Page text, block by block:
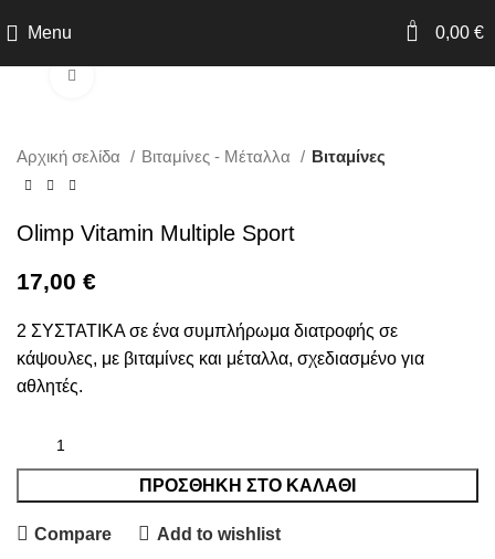
Menu 0 0,00 €
Αρχική σελίδα Βιταμίνες - Μέταλλα Βιταμίνες
Olimp Vitamin Multiple Sport
17,00 €
2 ΣΥΣΤΑΤΙΚΑ σε ένα συμπλήρωμα διατροφής σε
κάψουλες, με βιταμίνες και μέταλλα, σχεδιασμένο για
αθλητές.
ΠΡΟΣΘΉΚΗ ΣΤΟ ΚΑΛΆΘΙ
Compare Add to wishlist